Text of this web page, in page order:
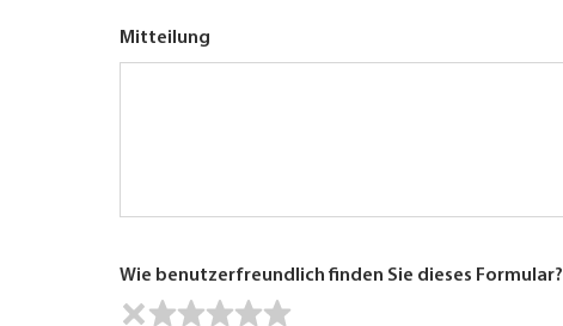
Mitteilung
Wie benutzerfreundlich finden Sie dieses Formular?